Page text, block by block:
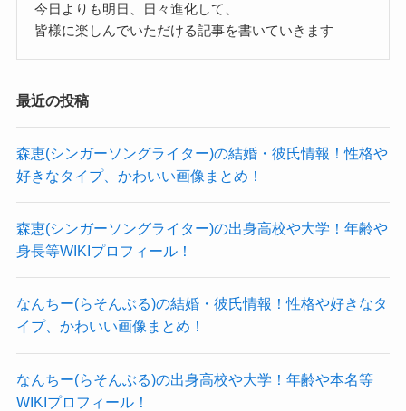
調べてみましたが、もりもとさなさんに彼氏がい
彼氏に関してもSNSなどを探してみましたが、
参考：https://x.com/__morichan_
https://www.instagram.com/sanamorimoto?
utm_source=ig_web_button_share_sheet&igsh=ZD
NlZDc0MzIxNw==
SNSを見ても男性と写っている画像はほとんどが
プライベートで男性と遊んでいるような姿はあり
今日よりも明日、日々進化して、
皆様に楽しんでいただける記事を書いていきます
最近の投稿
森恵(シンガーソングライター)の結婚・彼氏情報！性格や
好きなタイプ、かわいい画像まとめ！
森恵(シンガーソングライター)の出身高校や大学！年齢や
身長等WIKIプロフィール！
なんちー(らそんぶる)の結婚・彼氏情報！性格や好きなタ
イプ、かわいい画像まとめ！
なんちー(らそんぶる)の出身高校や大学！年齢や本名等
WIKIプロフィール！